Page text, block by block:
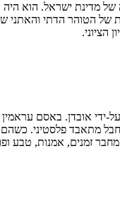
להקמתה של מדינת
של הטוהר הדתי
הציוני.
ידי אובדן. באסם
חרב ללא תקנה עם מות בנותיהן – עביר בת ה-10
זמנים, אמנות, טבע